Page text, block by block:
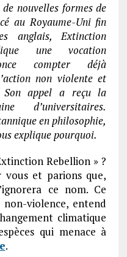
nouvelles formes de
au Royaume-Uni fin
anglais, Extinction
une vocation
compter déjà
non violente et
appel a reçu la
d’universitaires.
en philosophie,
explique pourquoi.
Rebellion » ?
et parions que,
ce nom. Ce
violence, entend
climatique
qui menace à
.